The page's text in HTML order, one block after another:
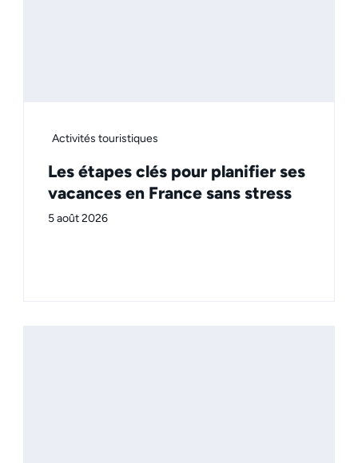
Activités touristiques
Les étapes clés pour planifier ses
vacances en France sans stress
5 août 2026